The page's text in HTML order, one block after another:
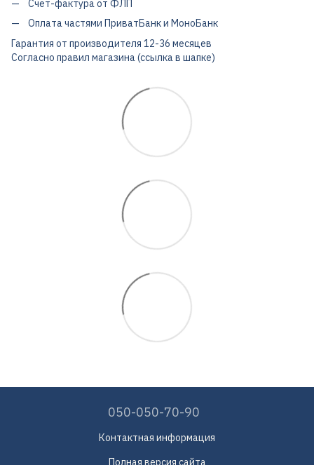
Счет-фактура от ФЛП
Оплата частями ПриватБанк и МоноБанк
Гарантия от производителя 12-36 месяцев
Согласно правил магазина (ссылка в шапке)
050-050-70-90
Контактная информация
Полная версия сайта